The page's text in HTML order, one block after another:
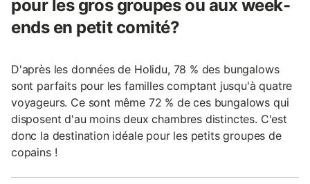
pour les gros groupes ou aux week-
ends en petit comité?
D'après les données de Holidu, 78 % des bungalows
sont parfaits pour les familles comptant jusqu'à quatre
voyageurs. Ce sont même 72 % de ces bungalows qui
disposent d'au moins deux chambres distinctes. C'est
donc la destination idéale pour les petits groupes de
copains !